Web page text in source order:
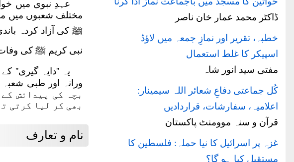
عہدِ نبوی میں
مختلف شعبوں میں
ﷺ کی آزاد کردہ
نبی کریم ﷺ کی
یہ ''دایہ گیری''
ورانہ اور طبی
بچہ کی پیدائش
بھی کر لیا کرتی
نام و تعارف
ڈاکٹر محمد عمار خان ناصر
خطبہ، تقریر اور نمازِ جمعہ میں لاؤڈ
اسپیکر کا غلط استعمال
مفتی سید انور شاہ
کُل جماعتی دفاعِ شعائر اللہ سیمینار:
اعلامیہ، سفارشات، قراردادیں
قرآن و سنہ موومنٹ پاکستان
غزہ پر اسرائیل کا نیا حملہ: فلسطین کا
مستقبل کیا ہو گا؟